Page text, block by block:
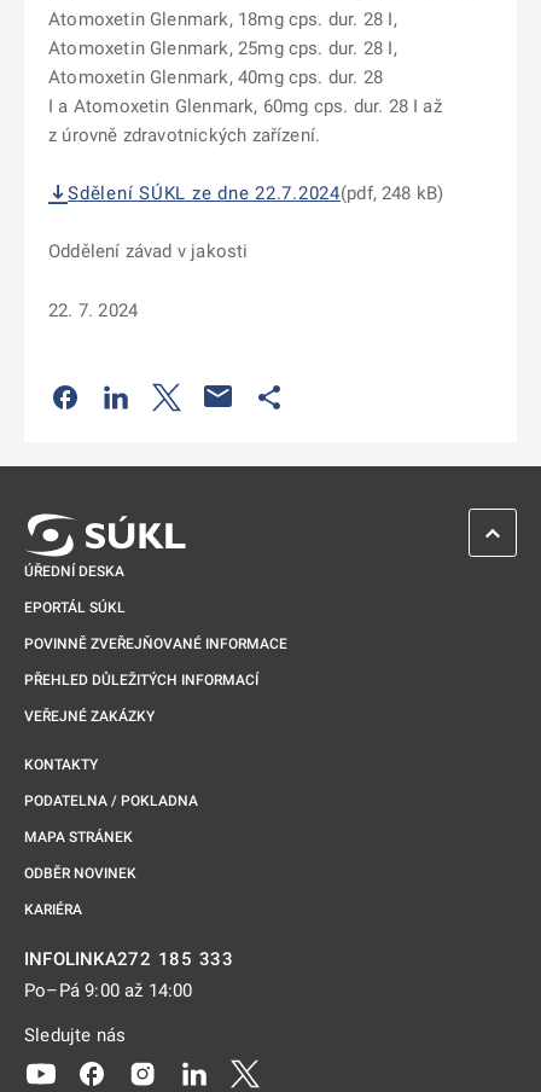
Atomoxetin Glenmark, 18mg cps. dur. 28 I,
Atomoxetin Glenmark, 25mg cps. dur. 28 I,
Atomoxetin Glenmark, 40mg cps. dur. 28
I a Atomoxetin Glenmark, 60mg cps. dur. 28 I až
z úrovně zdravotnických zařízení.
Sdělení SÚKL ze dne 22.7.2024(pdf, 248 kB)
Oddělení závad v jakosti
22. 7. 2024
Odkaz se otevře na nové kartě
Odkaz se otevře na nové kartě
Odkaz se otevře na nové kartě
ÚŘEDNÍ DESKA
EPORTÁL SÚKL
POVINNĚ ZVEŘEJŇOVANÉ INFORMACE
PŘEHLED DŮLEŽITÝCH INFORMACÍ
VEŘEJNÉ ZAKÁZKY
KONTAKTY
PODATELNA / POKLADNA
MAPA STRÁNEK
ODBĚR NOVINEK
KARIÉRA
INFOLINKA272 185 333
Po–Pá 9:00 až 14:00
Sledujte nás
Odkaz se otevře na nové kartě
Odkaz se otevře na nové kartě
Odkaz se otevře na nové kartě
Odkaz se otevře na nové kartě
ZPĚT